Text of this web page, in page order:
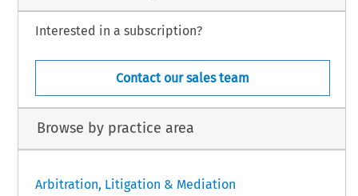
Interested in a subscription?
Contact our sales team
Browse by practice area
Arbitration, Litigation & Mediation